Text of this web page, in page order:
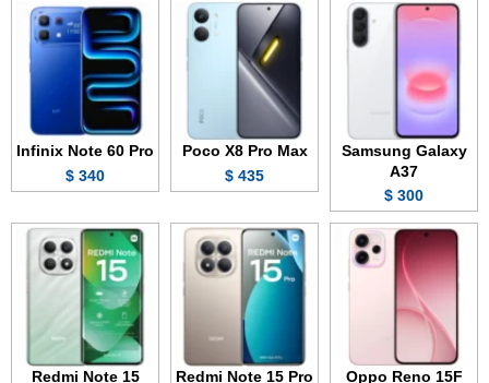
Samsung Galaxy
A37
300 $
Poco X8 Pro Max
435 $
Infinix Note 60 Pro
340 $
Oppo Reno 15F
Redmi Note 15 Pro
Redmi Note 15